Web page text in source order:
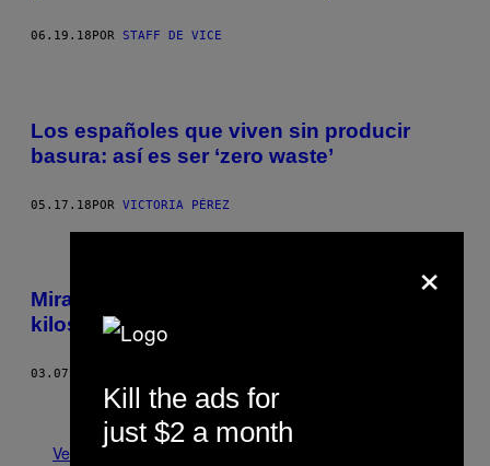
06.19.18 POR STAFF DE VICE
Los españoles que viven sin producir
basura: así es ser ‘zero waste’
05.17.18POR VICTORIA PÉREZ
Mira estas esculturas hechas con 2,000
kilos de electrónicos viejos
03.07.18
Más antiguo
Ver todo
×
Kill the ads for
just $2 a month